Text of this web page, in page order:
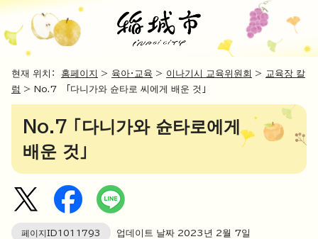
현재 위치： 홈페이지 > 육아・교육 > 이나기시 교육위원회 > 교육장 칼
럼 > No.7 「다니가와 슌타로 씨에게 배운 것」
No.7 「다니가와 슌타로에게
배운 것」
페이지ID1011793 업데이트 날짜 2023 년 2월 7일